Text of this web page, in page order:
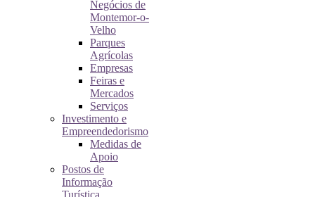
Negócios de
Montemor-o-
Velho
Parques
Agrícolas
Empresas
Feiras e
Mercados
Serviços
Investimento e
Empreendedorismo
Medidas de
Apoio
Postos de
Informação
Turística